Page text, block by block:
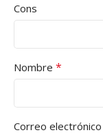
Cons
Nombre *
Correo electrónico